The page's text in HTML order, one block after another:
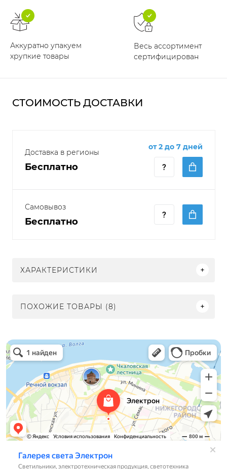
Аккуратно упакуем
хрупкие товары
Весь ассортимент
сертифицирован
СТОИМОСТЬ ДОСТАВКИ
Доставка в регионы
Бесплатно
от 2 до 7 дней
Самовывоз
Бесплатно
ХАРАКТЕРИСТИКИ
ПОХОЖИЕ ТОВАРЫ (8)
Электрон
Светильники в Нижнем Новгороде
Электротехническая продукция в Нижнем Новгороде